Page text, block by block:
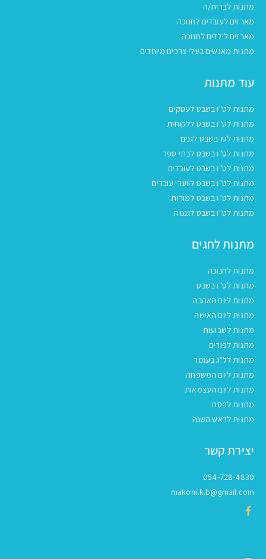
מתנות לברית/ה
מארזים לעובדים לחנוכה
מארזים לילדים לחנוכה
מתנות מאנשים בעלי צרכים מיוחדים
עוד מתנות
מתנות לט"ו בשבט לעסקים
מתנות לט"ו בשבט ללקוחות
מתנות לטו בשבט לגנים
מתנות לט"ו בשבט לבתי ספר
מתנות לט"ו בשבט לעובדים
מתנות לט"ו בשבט לוועדי עובדים
מתנות לט״ו בשבט למורות
מתנות לט״ו בשבט לגננות
מתנות לחגים
מתנות לחנוכה
מתנות לט"ו בשבט
מתנות ליום האהבה
מתנות ליום האישה
מתנות לשבועות
מתנות לפורים
מתנות לל"ג בעומר
מתנות ליום המשפחה
מתנות ליום העצמאות
מתנות לפסח
מתנות לראש השנה
יצירת קשר
054-728-4830
makom.k.b@gmail.com